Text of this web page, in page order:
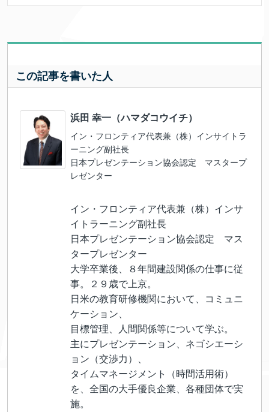
この記事を書いた人
浜田 幸一（ハマダコウイチ）
イン・フロンティア代表兼（株）インサイトラ
ーニング副社長
日本プレゼンテーション協会認定 マスタープ
レゼンター
イン・フロンティア代表兼（株）インサ
イトラーニング副社長
日本プレゼンテーション協会認定 マス
タープレゼンター
大学卒業後、８年間建設関係の仕事に従
事。２９歳で上京。
日米の教育研修機関において、コミュニ
ケーション、
目標管理、人間関係等について学ぶ。
主にプレゼンテーション、ネゴシエーシ
ョン（交渉力）、
タイムマネージメント（時間活用術）
を、全国の大手優良企業、各種団体で実
施。